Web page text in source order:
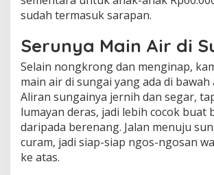
sudah termasuk sarapan.
Serunya Main Air di
Selain nongkrong dan menginap,
main air di sungai yang ada di bawah
Aliran sungainya jernih dan segar,
lumayan deras, jadi lebih cocok buat
daripada berenang. Jalan menuju
curam, jadi siap-siap ngos-ngosan
ke atas.